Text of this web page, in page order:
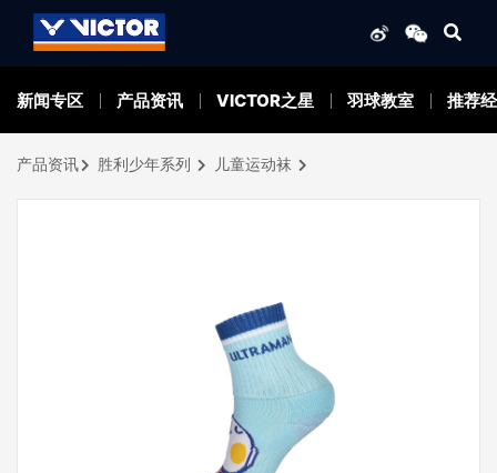
新闻专区 产品资讯 VICTOR之星 羽球教室 推荐
产品资讯 胜利少年系列 儿童运动袜